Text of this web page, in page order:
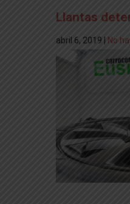
Llantas
abril 6, 2019 No